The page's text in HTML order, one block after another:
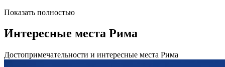
Показать полностью
Интересные места Рима
Достопримечательности и интересные места Рима